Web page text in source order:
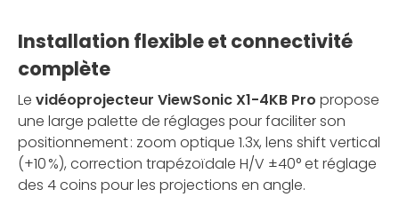
Installation flexible et connectivité
complète
Le vidéoprojecteur ViewSonic X1-4KB Pro propose
une large palette de réglages pour faciliter son
positionnement : zoom optique 1.3x, lens shift vertical
(+10 %), correction trapézoïdale H/V ±40° et réglage
des 4 coins pour les projections en angle.